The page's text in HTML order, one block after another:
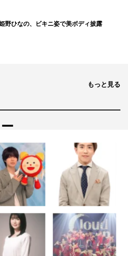
野ひなの、ビキニ姿で美ボディ披露
もっと見る